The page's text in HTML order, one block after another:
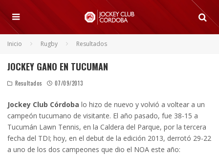
Inicio Rugby Resultados
JOCKEY GANO EN TUCUMAN
Resultados 07/09/2013
Jockey Club Córdoba lo hizo de nuevo y volvió a voltear a un
campeón tucumano de visitante. El año pasado, fue 38-15 a
Tucumán Lawn Tennis, en la Caldera del Parque, por la tercera
fecha del TDI; hoy, en el debut de la edición 2013, derrotó 29-22
a uno de los dos campeones que dio el NOA este año: